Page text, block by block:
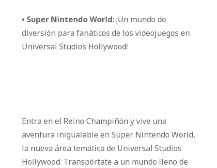
• Super Nintendo World:¡Un mundo de
diversión para fanáticos de los videojuegos en
Universal Studios Hollywood!
Entra en el Reino Champiñón y vive una
aventura inigualable en Super Nintendo World,
la nueva área temática de Universal Studios
Hollywood. Transpórtate a un mundo lleno de